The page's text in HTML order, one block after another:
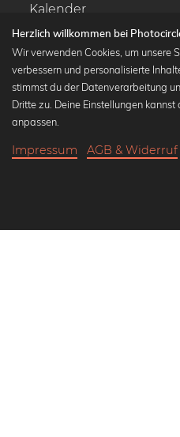
Bis
Kalender
Beliebte
Wandbilder in schwarz-
Klassiker der
Herzlich willkommen bei
Wir verwenden Cookies, um unsere
verbessern und personalisierte
stimmst du der Datenverarbeitung
Dritte zu. Deine Einstellungen
anpassen.
Impressum AGB & Widerruf